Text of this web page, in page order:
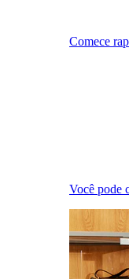
Comece
Você pode